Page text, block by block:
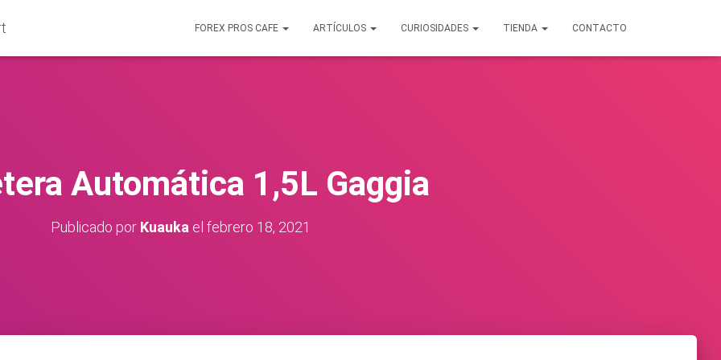
FOREX PROS CAFE ARTÍCULOS CURIOSIDADES TIENDA CONTACTO
Automática 1,5L Gaggia
Publicado por Kuauka el febrero 18, 2021